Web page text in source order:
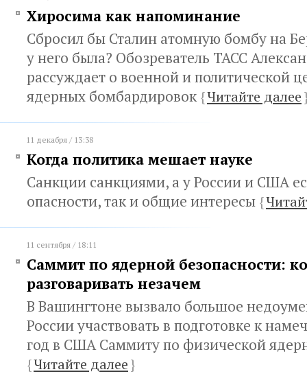
Хиросима как напоминание
Сбросил бы Сталин атомную бомбу на
у него была? Обозреватель ТАСС
рассуждает о военной и политической
ядерных бомбардировок{Читайте далее
11 декабря / 13:38
Когда политика мешает науке
Санкции санкциями, а у России и США
опасности, так и общие интересы {
11 сентября / 18:11
Саммит по ядерной безопасности:
разговаривать незачем
В Вашингтоне вызвало большое
России участвовать в подготовке к
год в США Саммиту по физической
{Читайте далее}